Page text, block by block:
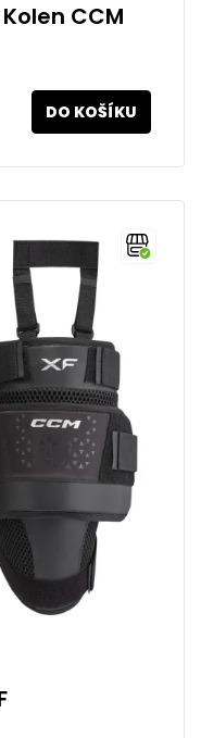
CCM
DO KOŠÍKU